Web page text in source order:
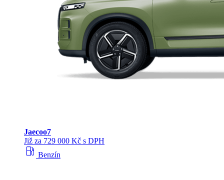
Jaecoo7
Již za 729 000 Kč s DPH
local_gas_station Benzín